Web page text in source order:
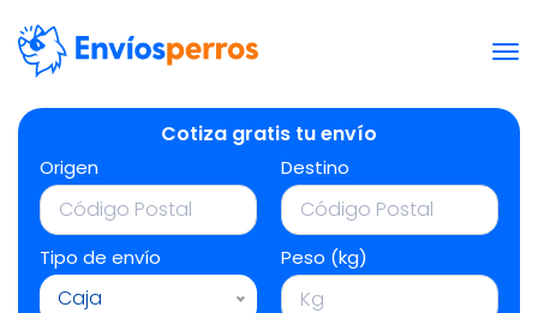
Cotiza gratis tu envío
Origen Destino
Tipo de envío
Caja
Peso (kg)